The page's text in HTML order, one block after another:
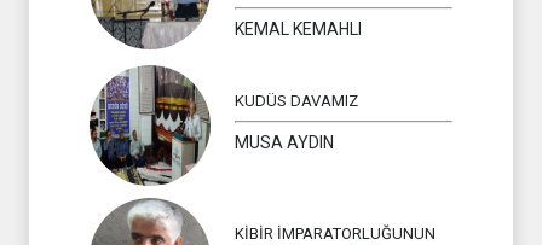
KEMAL KEMAHLI
KUDÜS DAVAMIZ
MUSA AYDIN
KİBİR İMPARATORLUĞUNUN